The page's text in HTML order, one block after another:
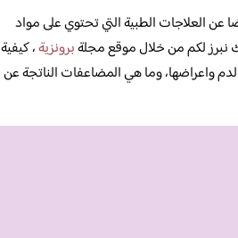
العلاجات الطبية التي تحتوي على مواد
نبرز لكم من خلال موقع مجلةبرونزية، كيفية
واعراضها، وما هي المضاعفات الناتجة عن